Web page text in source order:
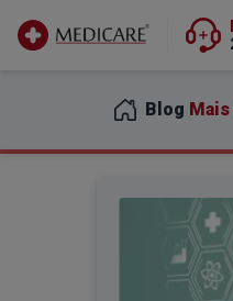
Blog Mais